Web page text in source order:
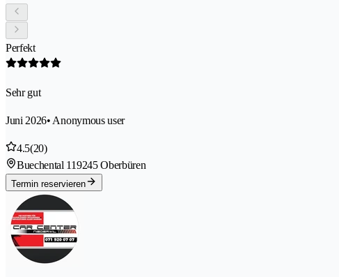
Perfekt
Sehr gut
Juni 2026• Anonymous user
4.5(20)
Buechental 119245 Oberbüren
Termin reservieren